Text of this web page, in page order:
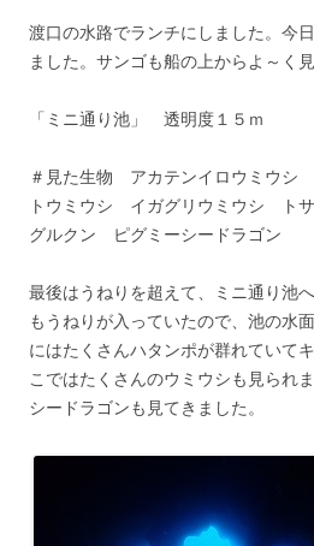
渡口の水路でランチにしました。今
ました。サンゴも船の上からよ～く
「ミニ通り池」 透明度１５ｍ
＃見た生物 アカテンイロウミウ
トウミウシ イガグリウミウシ ト
グルクン ピグミーシードラゴン
最後はうねりを超えて、ミニ通り池
もうねりが入っていたので、池の水
にはたくさんハタンポが群れていて
こではたくさんのウミウシも見られ
シードラゴンも見てきました。